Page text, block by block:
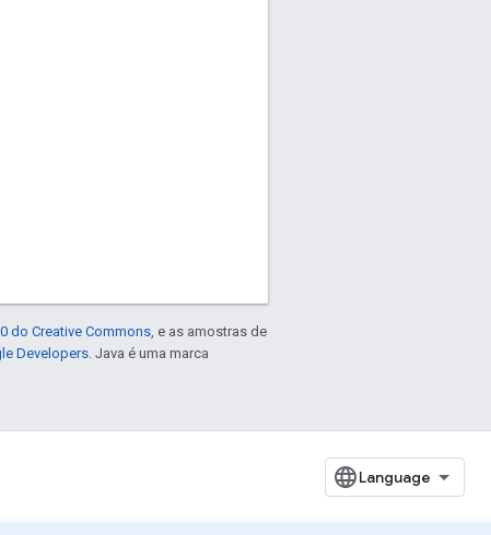
do Creative Commons, e as amostras de
Developers. Java é uma marca